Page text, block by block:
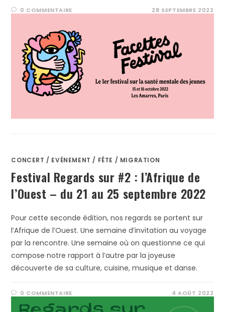
0 COMMENTAIRE 28 SEPTEMBRE 2022
CONCERT / EVÉNEMENT / FÊTE / MIGRATION
Festival Regards sur #2 : l’Afrique de
l’Ouest – du 21 au 25 septembre 2022
Pour cette seconde édition, nos regards se portent sur
l’Afrique de l’Ouest. Une semaine d’invitation au voyage
par la rencontre. Une semaine où on questionne ce qui
compose notre rapport à l’autre par la joyeuse
découverte de sa culture, cuisine, musique et danse.
0 COMMENTAIRE 4 AOÛT 2022